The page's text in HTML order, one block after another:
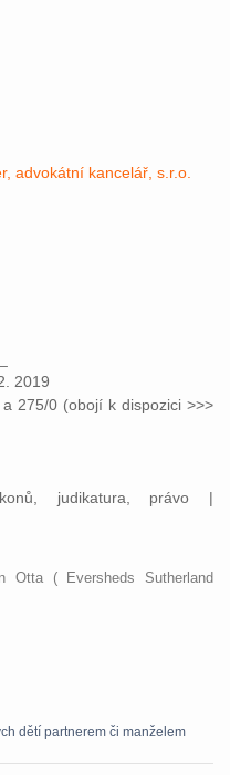
advokátní kancelář, s.r.o.
2019
275/0 (obojí k dispozici >>>
judikatura, právo |
Otta ( Eversheds Sutherland
dětí partnerem či manželem